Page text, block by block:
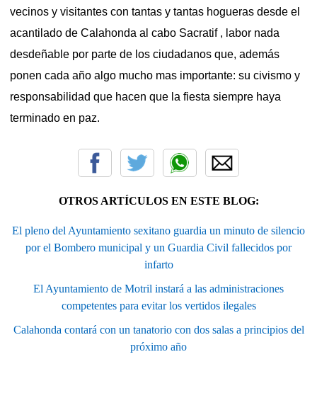
vecinos y visitantes con tantas y tantas hogueras desde el
acantilado de Calahonda al cabo Sacratif , labor nada
desdeñable por parte de los ciudadanos que, además
ponen cada año algo mucho mas importante: su civismo y
responsabilidad que hacen que la fiesta siempre haya
terminado en paz.
OTROS ARTÍCULOS EN ESTE BLOG:
El pleno del Ayuntamiento sexitano guardia un minuto de silencio
por el Bombero municipal y un Guardia Civil fallecidos por
infarto
El Ayuntamiento de Motril instará a las administraciones
competentes para evitar los vertidos ilegales
Calahonda contará con un tanatorio con dos salas a principios del
próximo año